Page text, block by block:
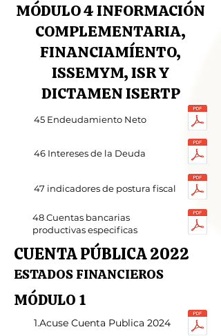
MÓDULO 4 INFORMACIÓN
COMPLEMENTARIA,
FINANCIAMÍENTO,
ISSEMYM, ISR Y
DICTAMEN ISERTP
45 Endeudamiento Neto
46 Intereses de la Deuda
47 indicadores de postura fiscal
48 Cuentas bancarias
productivas especificas
CUENTA PÚBLICA 2022
ESTADOS FINANCIEROS
MÓDULO 1
1.Acuse Cuenta Publica 2024